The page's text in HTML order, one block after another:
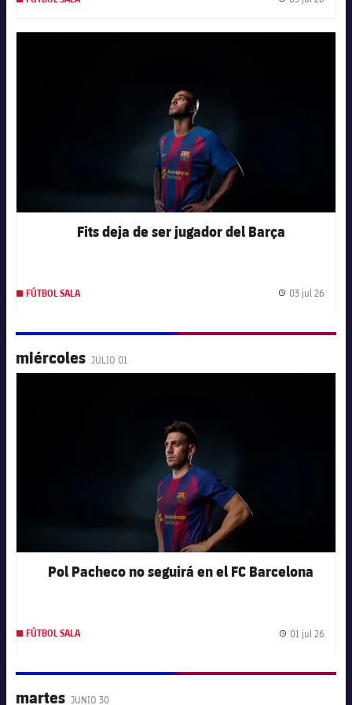
Fecha
Fits deja de ser jugador del Barça
FÚTBOL SALA Fecha
03 jul 26
miércoles JULIO 01
Pol Pacheco no seguirá en el FC Barcelona
FÚTBOL SALA Fecha
01 jul 26
martes JUNIO 30